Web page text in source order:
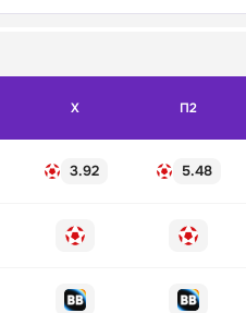
X П2
3.92 5.48